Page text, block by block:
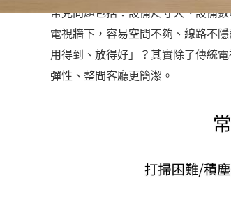
2. 抽屜與門片分區收納搭配建
3. 理線盒、多孔插座安裝技巧
1. 家庭劇院、電競週邊收納預
2. 家配設備（AP/路由器）兼
3. 擴充性與視覺美感兼顧建議
常見問題包括：設備尺寸大、設備
電視牆下，容易空間不夠、線路不
用得到、放得好」？其實除了傳統
彈性、整間客廳更簡潔。